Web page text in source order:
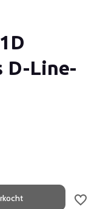
D-Line-